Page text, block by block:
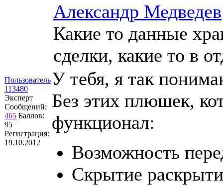
Пользователь
113480
Эксперт
Сообщений:
465 Баллов:
95
Регистрация:
19.10.2012
Александр Медведев
Какие то данные
сделки, какие то в
У тебя, я так
Без этих плюшек,
функционал:
Возможность
Скрытие